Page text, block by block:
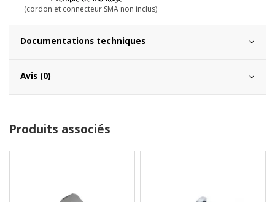
(cordon et connecteur SMA non inclus)
Documentations techniques
Avis (0)
Produits associés